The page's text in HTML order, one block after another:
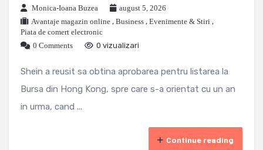
Monica-Ioana Buzea
august 5, 2026
Avantaje magazin online , Business , Evenimente & Stiri ,
Piata de comert electronic
0 Comments
0 vizualizari
Shein a reusit sa obtina aprobarea pentru listarea la
Bursa din Hong Kong, spre care s-a orientat cu un an
in urma, cand ...
Continue reading